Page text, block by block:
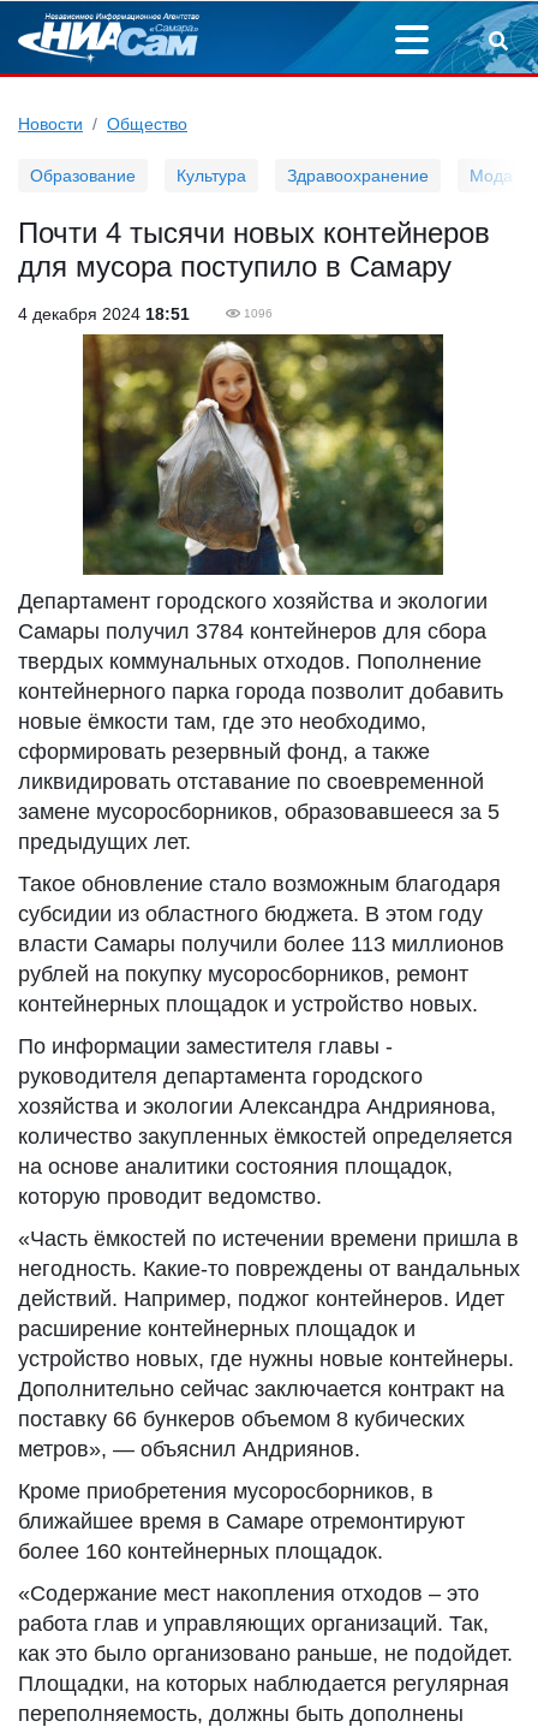
Новости Общество
Образование Культура Здравоохранение Мода
Почти 4 тысячи новых контейнеров
для мусора поступило в Самару
4 декабря 2024 18:51 1096
Департамент городского хозяйства и экологии
Самары получил 3784 контейнеров для сбора
твердых коммунальных отходов. Пополнение
контейнерного парка города позволит добавить
новые ёмкости там, где это необходимо,
сформировать резервный фонд, а также
ликвидировать отставание по своевременной
замене мусоросборников, образовавшееся за 5
предыдущих лет.
Такое обновление стало возможным благодаря
субсидии из областного бюджета. В этом году
власти Самары получили более 113 миллионов
рублей на покупку мусоросборников, ремонт
контейнерных площадок и устройство новых.
По информации заместителя главы -
руководителя департамента городского
хозяйства и экологии Александра Андриянова,
количество закупленных ёмкостей определяется
на основе аналитики состояния площадок,
которую проводит ведомство.
«Часть ёмкостей по истечении времени пришла в
негодность. Какие-то повреждены от вандальных
действий. Например, поджог контейнеров. Идет
расширение контейнерных площадок и
устройство новых, где нужны новые контейнеры.
Дополнительно сейчас заключается контракт на
поставку 66 бункеров объемом 8 кубических
метров», — объяснил Андриянов.
Кроме приобретения мусоросборников, в
ближайшее время в Самаре отремонтируют
более 160 контейнерных площадок.
«Содержание мест накопления отходов – это
работа глав и управляющих организаций. Так,
как это было организовано раньше, не подойдет.
Площадки, на которых наблюдается регулярная
переполняемость, должны быть дополнены